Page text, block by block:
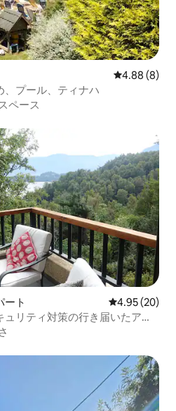
レビュー8件
4.88 (8)
、プール、ティナハ
ペース
す。
ート レビュー20
4.95 (20)
リティ対策の行き届いたアパ
非常に近い
。